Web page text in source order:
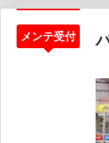
メンテ受付